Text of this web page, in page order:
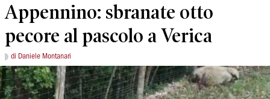
Appennino: sbranate otto
pecore al pascolo a Verica
di Daniele Montanari